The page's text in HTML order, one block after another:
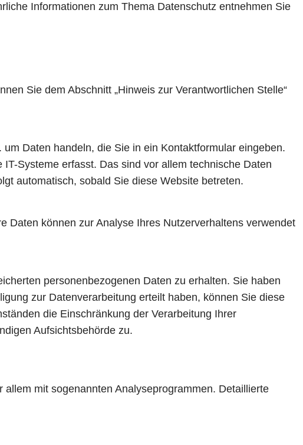
Informationen zum Thema Datenschutz entnehmen Sie
Sie dem Abschnitt „Hinweis zur Verantwortlichen Stelle“
Daten handeln, die Sie in ein Kontaktformular eingeben.
Systeme erfasst. Das sind vor allem technische Daten
automatisch, sobald Sie diese Website betreten.
Daten können zur Analyse Ihres Nutzerverhaltens verwendet
personenbezogenen Daten zu erhalten. Sie haben
zur Datenverarbeitung erteilt haben, können Sie diese
die Einschränkung der Verarbeitung Ihrer
Aufsichtsbehörde zu.
mit sogenannten Analyseprogrammen. Detaillierte